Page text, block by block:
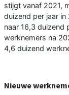
stijgt vanaf 2021,
duizend per jaar
naar 16,3 duizend
werknemers na
4,6 duizend
Nieuwe